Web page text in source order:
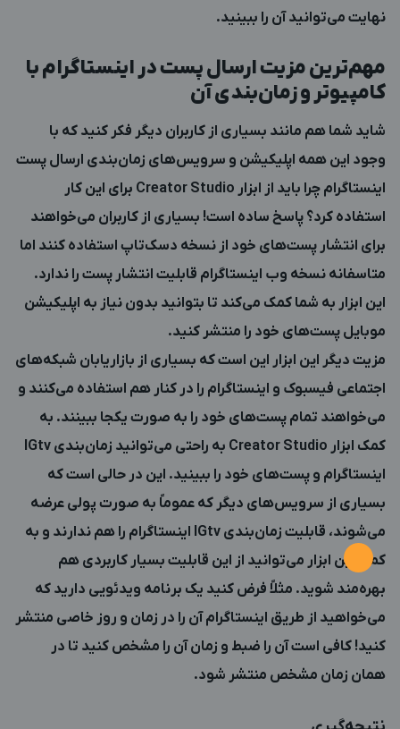
نهایت می‌توانید آن را ببینید.
مهم‌ترین مزیت ارسال پست در اینستاگرام با
کامپیوتر و زمان‌بندی آن
شاید شما هم مانند بسیاری از کاربران دیگر فکر کنید که با
وجود این همه اپلیکیشن و سرویس‌های زمان‌بندی ارسال پست
اینستاگرام چرا باید از ابزار Creator Studio برای این کار
استفاده کرد؟ پاسخ ساده است! بسیاری از کاربران می‌خواهند
برای انتشار پست‌های خود از نسخه دسک‌تاپ استفاده کنند اما
متاسفانه نسخه وب اینستاگرام قابلیت انتشار پست را ندارد.
این ابزار به شما کمک می‌کند تا بتوانید بدون نیاز به اپلیکیشن
موبایل پست‌های خود را منتشر کنید.
مزیت دیگر این ابزار این است که بسیاری از بازاریابان شبکه‌های
اجتماعی فیسبوک و اینستاگرام را در کنار هم استفاده می‌کنند و
می‌خواهند تمام پست‌های خود را به صورت یکجا ببینند. به
کمک ابزار Creator Studio به راحتی می‌توانید زمان‌بندی IGtv
اینستاگرام و پست‌های خود را ببینید. این در حالی است که
بسیاری از سرویس‌های دیگر که عموماً به صورت پولی عرضه
می‌شوند، قابلیت زمان‌بندی IGtv اینستاگرام را هم ندارند و به
کمک این ابزار می‌توانید از این قابلیت بسیار کاربردی هم
بهره‌مند شوید. مثلاً فرض کنید یک برنامه ویدئویی دارید که
می‌خواهید از طریق اینستاگرام آن را در زمان و روز خاصی منتشر
کنید! کافی است آن را ضبط و زمان آن را مشخص کنید تا در
همان زمان مشخص منتشر شود.